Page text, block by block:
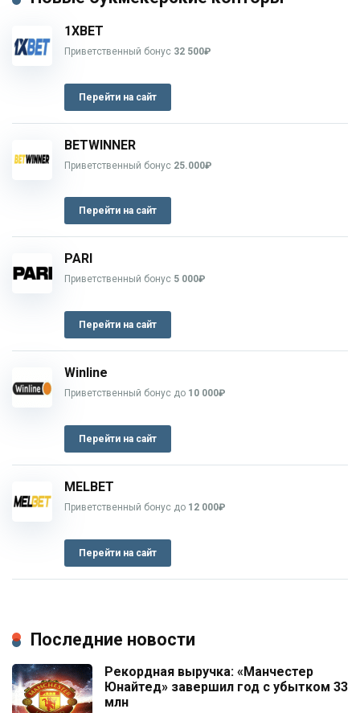
1XBET
Приветственный бонус 32 500₽
Перейти на сайт
BETWINNER
Приветственный бонус 25.000₽
Перейти на сайт
PARI
Приветственный бонус 5 000₽
Перейти на сайт
Winline
Приветственный бонус до 10 000₽
Перейти на сайт
MELBET
Приветственный бонус до 12 000₽
Перейти на сайт
Последние новости
Рекордная выручка: «Манчестер
Юнайтед» завершил год с убытком 33
млн